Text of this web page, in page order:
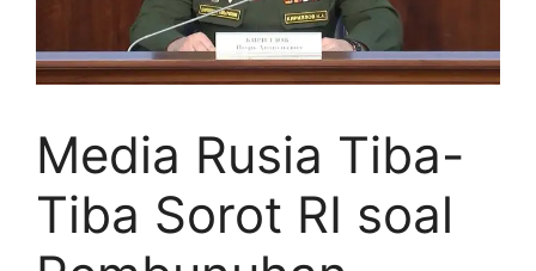
Media Rusia Tiba-
Tiba Sorot RI soal